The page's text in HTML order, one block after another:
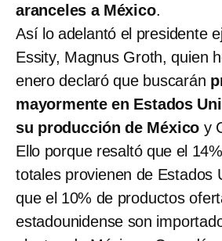
aranceles a México.
Así lo adelantó el presidente
Essity, Magnus Groth, quien
enero declaró que buscarán
mayormente en Estados
su producción de México y
Ello porque resaltó que el
totales provienen de Estados
que el 10% de productos
estadounidense son